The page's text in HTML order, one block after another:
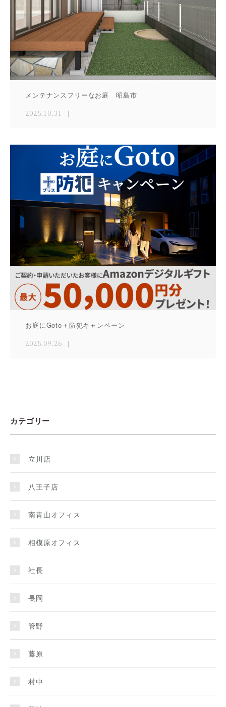
メンテナンスフリーなお庭 昭島市
2025.10.31
お庭にGoto＋防犯キャンペーン
2025.09.26
カテゴリー
立川店
八王子店
南青山オフィス
相模原オフィス
社長
長岡
管野
藤原
村中